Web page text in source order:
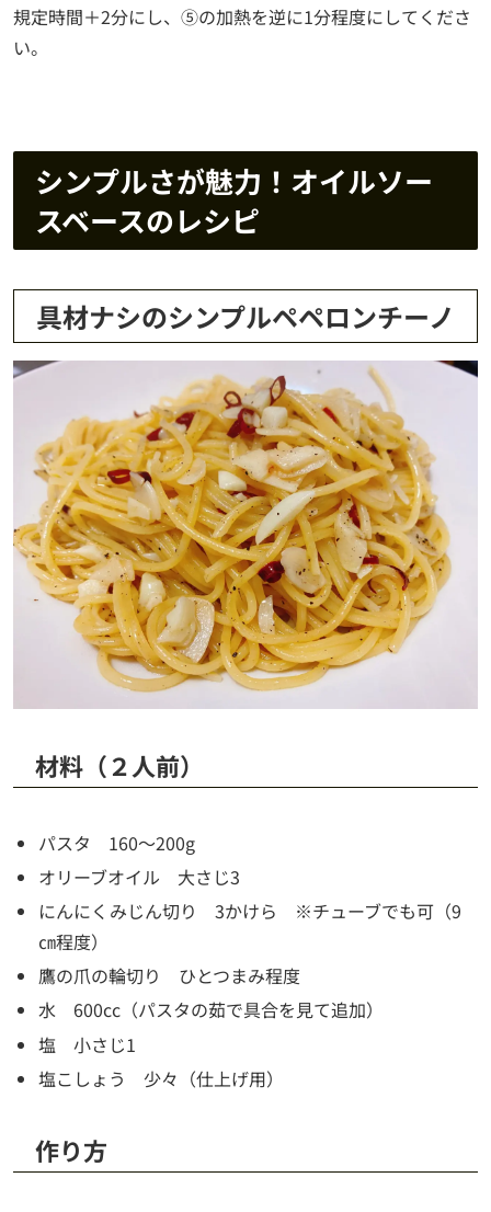
規定時間＋2分にし、⑤の加熱を逆に1分程度にしてくださ
い。
シンプルさが魅力！オイルソー
スベースのレシピ
具材ナシのシンプルペペロンチーノ
材料（２人前）
パスタ 160～200g
オリーブオイル 大さじ3
にんにくみじん切り 3かけら ※チューブでも可（9
㎝程度）
鷹の爪の輪切り ひとつまみ程度
水 600cc（パスタの茹で具合を見て追加）
塩 小さじ1
塩こしょう 少々（仕上げ用）
作り方